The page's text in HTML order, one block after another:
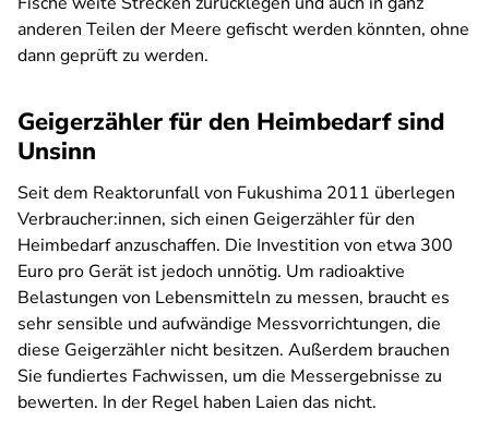
anderen Teilen der Meere gefischt werden könnten, ohne
dann geprüft zu werden.
Geigerzähler für den Heimbedarf sind
Unsinn
Seit dem Reaktorunfall von Fukushima 2011 überlegen
Verbraucher:innen, sich einen Geigerzähler für den
Heimbedarf anzuschaffen. Die Investition von etwa 300
Euro pro Gerät ist jedoch unnötig. Um radioaktive
Belastungen von Lebensmitteln zu messen, braucht es
sehr sensible und aufwändige Messvorrichtungen, die
diese Geigerzähler nicht besitzen. Außerdem brauchen
Sie fundiertes Fachwissen, um die Messergebnisse zu
bewerten. In der Regel haben Laien das nicht.